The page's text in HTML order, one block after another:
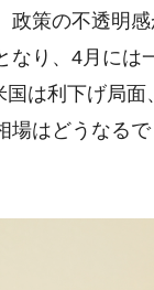
策の不透明
なり、4月には
は利下げ局
場はどうなる